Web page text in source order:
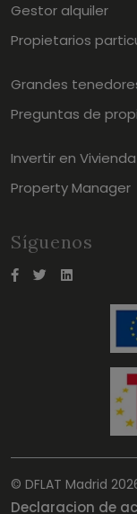
Gestor alquiler
Propietarios
Grandes
Preguntas de
Invertir en Vivienda
Property Manager
Síguenos
© DFLAT Madrid
Declaracion de